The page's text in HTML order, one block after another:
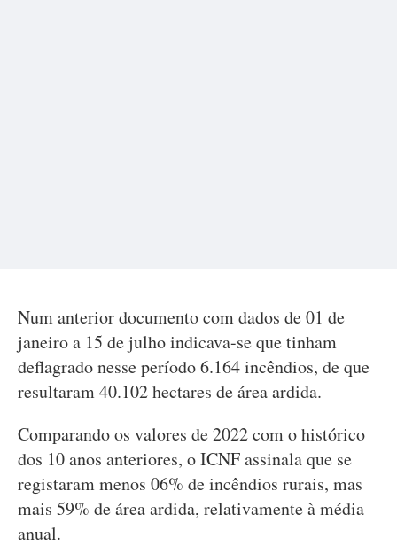
Num anterior documento com dados de 01 de
janeiro a 15 de julho indicava-se que tinham
deflagrado nesse período 6.164 incêndios, de que
resultaram 40.102 hectares de área ardida.
Comparando os valores de 2022 com o histórico
dos 10 anos anteriores, o ICNF assinala que se
registaram menos 06% de incêndios rurais, mas
mais 59% de área ardida, relativamente à média
anual.